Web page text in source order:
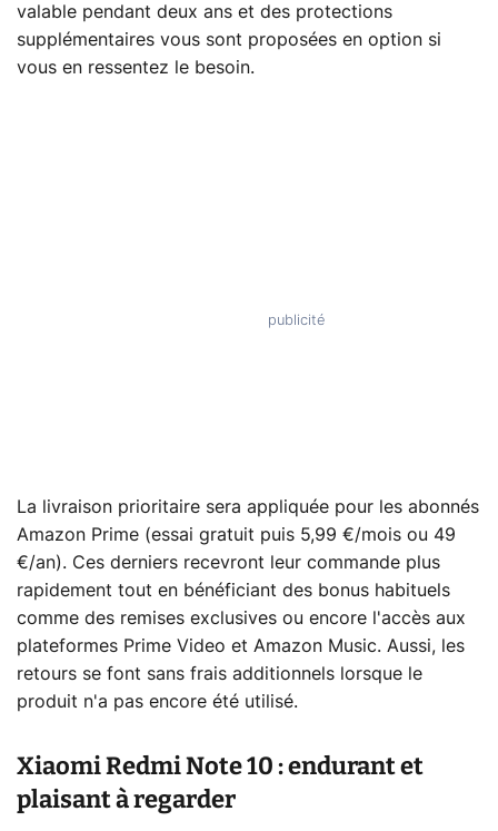
valable pendant deux ans et des protections
supplémentaires vous sont proposées en option si
vous en ressentez le besoin.
La livraison prioritaire sera appliquée pour les abonnés
Amazon Prime (essai gratuit puis 5,99 €/mois ou 49
€/an). Ces derniers recevront leur commande plus
rapidement tout en bénéficiant des bonus habituels
comme des remises exclusives ou encore l'accès aux
plateformes Prime Video et Amazon Music. Aussi, les
retours se font sans frais additionnels lorsque le
produit n'a pas encore été utilisé.
Xiaomi Redmi Note 10 : endurant et
plaisant à regarder